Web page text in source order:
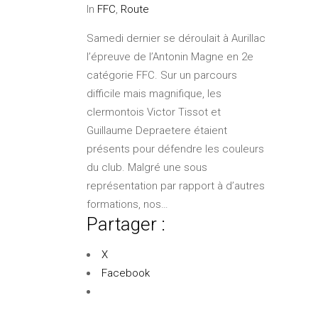
In FFC, Route
Samedi dernier se déroulait à Aurillac
l’épreuve de l’Antonin Magne en 2e
catégorie FFC. Sur un parcours
difficile mais magnifique, les
clermontois Victor Tissot et
Guillaume Depraetere étaient
présents pour défendre les couleurs
du club. Malgré une sous
représentation par rapport à d’autres
formations, nos…
Partager :
X
Facebook